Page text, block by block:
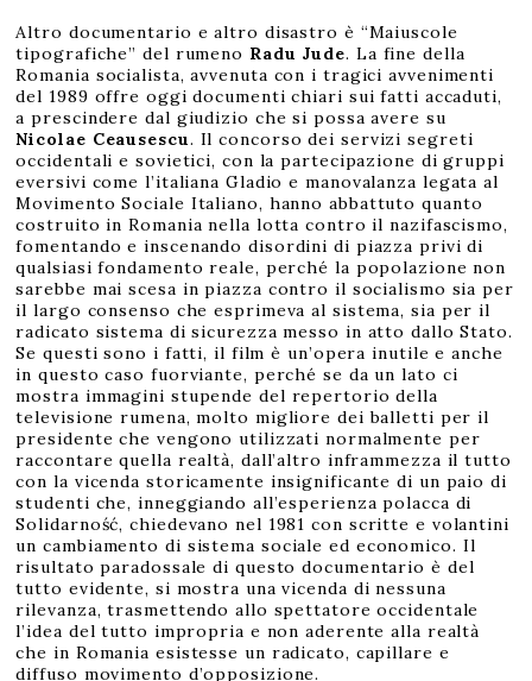
Altro documentario e altro disastro è “Maiuscole
tipografiche” del rumeno Radu Jude. La fine della
Romania socialista, avvenuta con i tragici avvenimenti
del 1989 offre oggi documenti chiari sui fatti accaduti,
a prescindere dal giudizio che si possa avere su
Nicolae Ceausescu. Il concorso dei servizi segreti
occidentali e sovietici, con la partecipazione di gruppi
eversivi come l’italiana Gladio e manovalanza legata al
Movimento Sociale Italiano, hanno abbattuto quanto
costruito in Romania nella lotta contro il nazifascismo,
fomentando e inscenando disordini di piazza privi di
qualsiasi fondamento reale, perché la popolazione non
sarebbe mai scesa in piazza contro il socialismo sia per
il largo consenso che esprimeva al sistema, sia per il
radicato sistema di sicurezza messo in atto dallo Stato.
Se questi sono i fatti, il film è un’opera inutile e anche
in questo caso fuorviante, perché se da un lato ci
mostra immagini stupende del repertorio della
televisione rumena, molto migliore dei balletti per il
presidente che vengono utilizzati normalmente per
raccontare quella realtà, dall’altro inframmezza il tutto
con la vicenda storicamente insignificante di un paio di
studenti che, inneggiando all’esperienza polacca di
Solidarność, chiedevano nel 1981 con scritte e volantini
un cambiamento di sistema sociale ed economico. Il
risultato paradossale di questo documentario è del
tutto evidente, si mostra una vicenda di nessuna
rilevanza, trasmettendo allo spettatore occidentale
l’idea del tutto impropria e non aderente alla realtà
che in Romania esistesse un radicato, capillare e
diffuso movimento d’opposizione.